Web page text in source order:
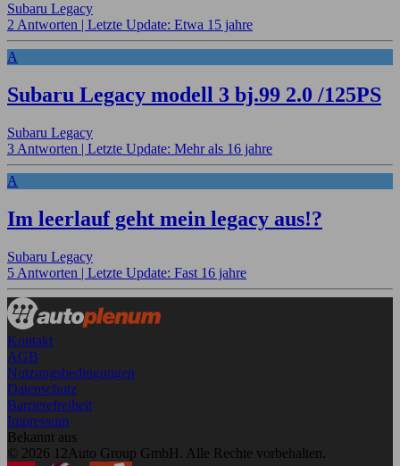
Subaru Legacy
2 Antworten | Letzte Update: Etwa 15 jahre
A
Subaru Legacy modell 3 bj.99 2.0 /125PS
Subaru Legacy
3 Antworten | Letzte Update: Mehr als 16 jahre
A
Im leerlauf geht mein legacy aus!?
Subaru Legacy
5 Antworten | Letzte Update: Fast 16 jahre
Kontakt
AGB
Nutzungsbedingungen
Datenschutz
Barrierefreiheit
Impressum
Bekannt aus
© 2026 12Auto Group GmbH. Alle Rechte vorbehalten.